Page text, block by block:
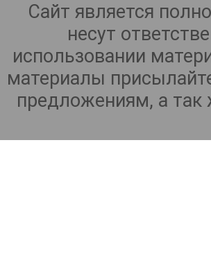
Сайт является
несут
использовании
материалы
предложениям, а